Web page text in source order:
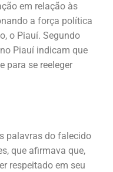
em relação às
a força política
o Piauí. Segundo
Piauí indicam que
para se reeleger
palavras do falecido
que afirmava que,
respeitado em seu